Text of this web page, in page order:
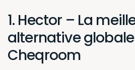
1. Hector – La
alternative
Cheqroom